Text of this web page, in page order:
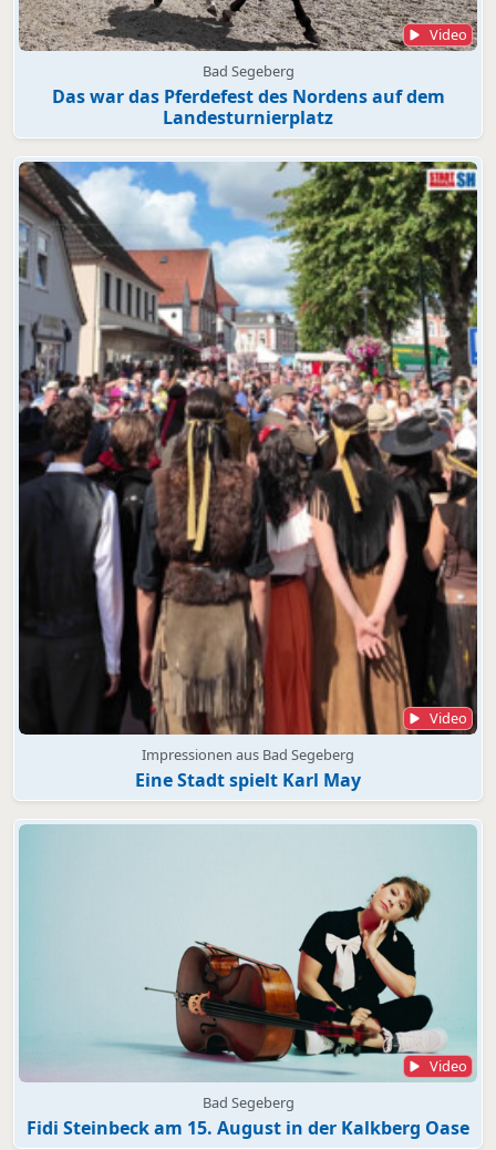
Video
Bad Segeberg
Das war das Pferdefest des Nordens auf dem
Landesturnierplatz
Video
Impressionen aus Bad Segeberg
Eine Stadt spielt Karl May
Video
Bad Segeberg
Fidi Steinbeck am 15. August in der Kalkberg Oase